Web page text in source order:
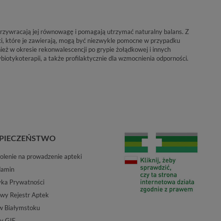
jej równowagę i pomagają utrzymać naturalny balans. Z
je zawierają, mogą być niezwykle pomocne w przypadku
w okresie rekonwalescencji po grypie żołądkowej i innych
a także profilaktycznie dla wzmocnienia odporności.
na prowadzenie apteki
Prywatności
Rejestr Aptek
Białymstoku